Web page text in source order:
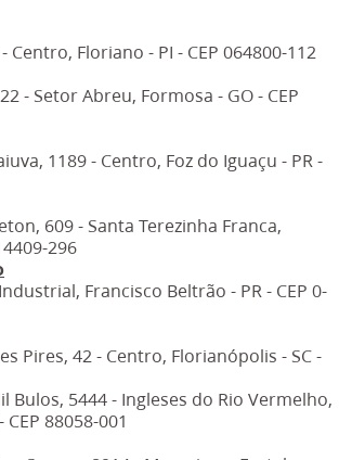
Centro, Floriano - PI - CEP 064800-112
- Setor Abreu, Formosa - GO - CEP
1189 - Centro, Foz do Iguaçu - PR -
609 - Santa Terezinha Franca,
296
Francisco Beltrão - PR - CEP 0-
Pires, 42 - Centro, Florianópolis - SC -
Bulos, 5444 - Ingleses do Rio Vermelho,
88058-001